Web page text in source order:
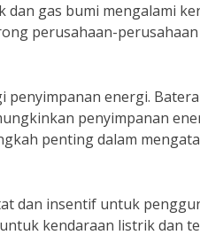
gas bumi mengalami
perusahaan-
energi.
penyimpanan
penting dalam
dan insentif untuk
kendaraan listrik dan